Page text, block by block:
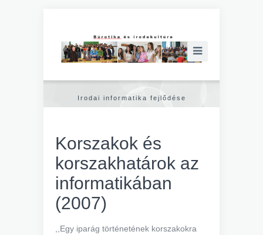
Irodai informatika fejlődése
Korszakok és
korszakhatárok az
informatikában
(2007)
,,Egy iparág történetének korszakokra